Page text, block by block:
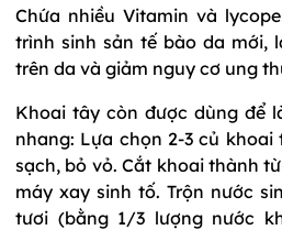
Chứa nhiều Vitamin và
trình sinh sản tế bào da mới,
trên da và giảm nguy cơ ung
Khoai tây còn được dùng để
nhang: Lựa chọn 2-3 củ
sạch, bỏ vỏ. Cắt khoai thành
máy xay sinh tố. Trộn nước
tươi (bằng 1/3 lượng nước